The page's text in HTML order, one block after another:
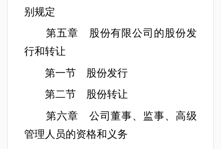
别规定
第五章 股份有限公司的股份发
行和转让
第一节 股份发行
第二节 股份转让
第六章 公司董事、监事、高级
管理人员的资格和义务